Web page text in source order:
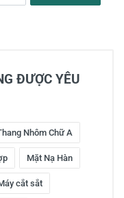
ĐƯỢC YÊU
Nhôm Chữ A
Mặt Nạ Hàn
cắt sắt